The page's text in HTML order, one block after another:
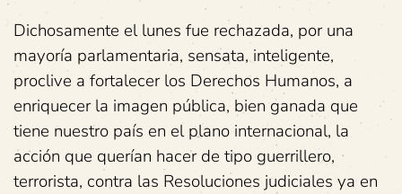
Dichosamente el lunes fue rechazada, por una
mayoría parlamentaria, sensata, inteligente,
proclive a fortalecer los Derechos Humanos, a
enriquecer la imagen pública, bien ganada que
tiene nuestro país en el plano internacional, la
acción que querían hacer de tipo guerrillero,
terrorista, contra las Resoluciones judiciales ya en